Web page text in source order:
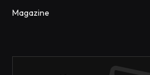
Magazine